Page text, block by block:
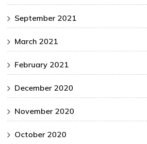
September 2021
March 2021
February 2021
December 2020
November 2020
October 2020